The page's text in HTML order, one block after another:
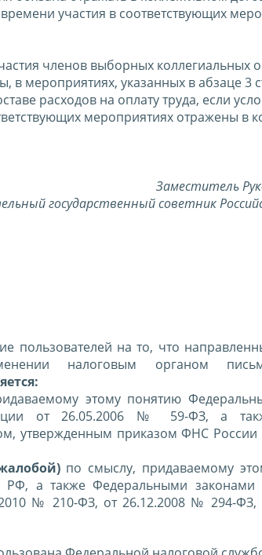
участия в соответствующих
членов выборных коллегиальных
мероприятиях, указанных в абзаце 3
расходов на оплату труда, если
мероприятиях отражены в
Заместитель
государственный советник
пользователей на то, что
налоговым органом
этому понятию
от 26.05.2006 № 59-ФЗ, а
утвержденным приказом ФНС России
по смыслу, придаваемому
РФ, а также Федеральными законами
№ 210-ФЗ, от 26.12.2008 № 294-ФЗ,